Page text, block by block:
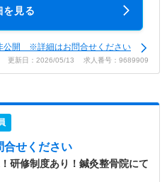
を見る
公開 ※詳細はお問合せください
更新日：2026/05/13 求人番号：9689909
せください
研修制度あり！鍼灸整骨院にて